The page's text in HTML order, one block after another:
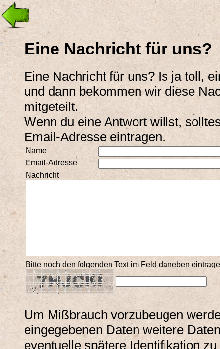
Eine Nachricht für uns?
Eine Nachricht für uns? Is ja toll,
und dann bekommen wir diese
mitgeteilt.
Wenn du eine Antwort willst,
Email-Adresse eintragen.
Name
Email-Adresse
Nachricht
Bitte noch den folgenden Text im Feld daneben
Um Mißbrauch vorzubeugen
eingegebenen Daten weitere
eventuelle spätere Identifikation